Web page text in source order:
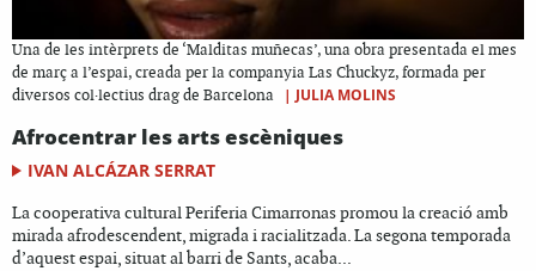
Una de les intèrprets de ‘Malditas muñecas’, una obra presentada el mes
de març a l’espai, creada per la companyia Las Chuckyz, formada per
diversos col·lectius drag de Barcelona
| JULIA MOLINS
Afrocentrar les arts escèniques
IVAN ALCÁZAR SERRAT
La cooperativa cultural Periferia Cimarronas promou la creació amb
mirada afrodescendent, migrada i racialitzada. La segona temporada
d’aquest espai, situat al barri de Sants, acaba...